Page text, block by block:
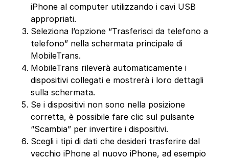
iPhone al computer utilizzando i cavi USB
appropriati.
Seleziona l’opzione “Trasferisci da telefono a
telefono” nella schermata principale di
MobileTrans.
MobileTrans rileverà automaticamente i
dispositivi collegati e mostrerà i loro dettagli
sulla schermata.
Se i dispositivi non sono nella posizione
corretta, è possibile fare clic sul pulsante
“Scambia” per invertire i dispositivi.
Scegli i tipi di dati che desideri trasferire dal
vecchio iPhone al nuovo iPhone, ad esempio